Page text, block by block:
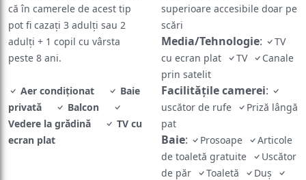
că în camerele de acest tip
pot fi cazați 3 adulți sau 2
adulți + 1 copil cu vârsta
peste 8 ani.
Aer condiţionat
Baie
privată
Balcon
Vedere la grădină
TV cu
ecran plat
superioare accesibile doar pe
scări
Media/Tehnologie:
TV
cu ecran plat
TV
Canale
prin satelit
Facilităţile camerei:
uscător de rufe
Priză lângă
pat
Baie: Prosoape
Articole
de toaletă gratuite
Uscător
de păr
Toaletă
Duş